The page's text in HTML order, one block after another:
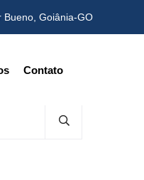
Bueno, Goiânia-GO
Contato